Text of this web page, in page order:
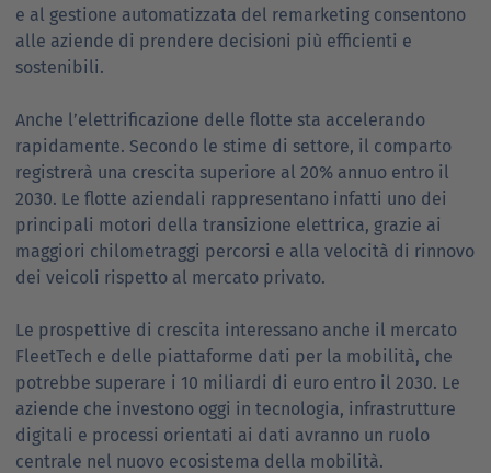
e al gestione automatizzata del remarketing consentono
alle aziende di prendere decisioni più efficienti e
sostenibili.
Anche l’elettrificazione delle flotte sta accelerando
rapidamente. Secondo le stime di settore, il comparto
registrerà una crescita superiore al 20% annuo entro il
2030. Le flotte aziendali rappresentano infatti uno dei
principali motori della transizione elettrica, grazie ai
maggiori chilometraggi percorsi e alla velocità di rinnovo
dei veicoli rispetto al mercato privato.
Le prospettive di crescita interessano anche il mercato
FleetTech e delle piattaforme dati per la mobilità, che
potrebbe superare i 10 miliardi di euro entro il 2030. Le
aziende che investono oggi in tecnologia, infrastrutture
digitali e processi orientati ai dati avranno un ruolo
centrale nel nuovo ecosistema della mobilità.